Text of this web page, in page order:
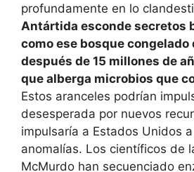
profundamente en lo
Antártida esconde secretos
como ese bosque congelado
después de 15 millones de
que alberga microbios que
Estos aranceles podrían
desesperada por nuevos
impulsaría a Estados Unidos
anomalías. Los científicos de
McMurdo han secuenciado